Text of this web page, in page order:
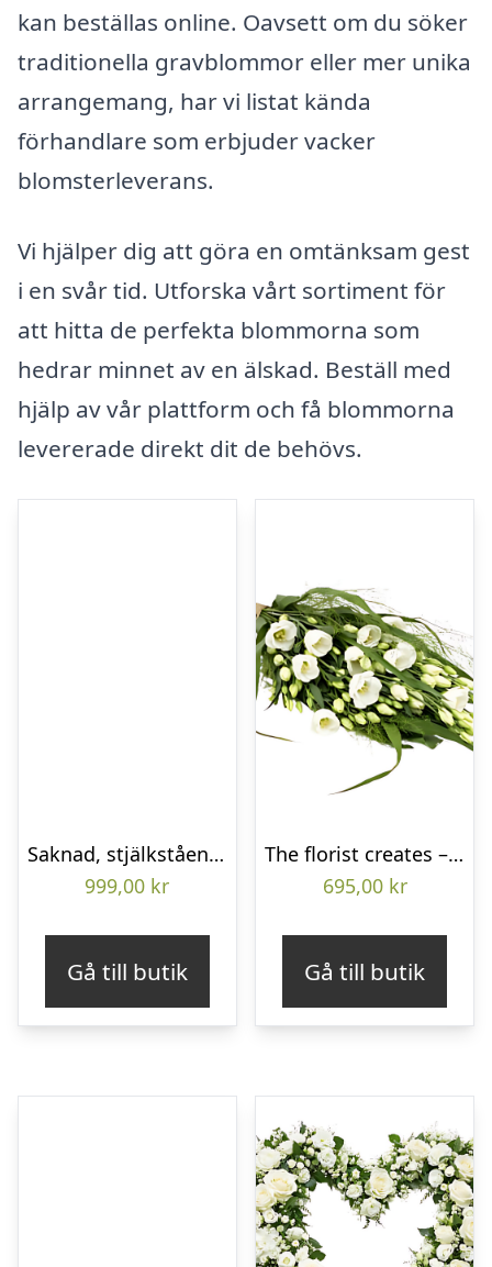
kan beställas online. Oavsett om du söker
traditionella gravblommor eller mer unika
arrangemang, har vi listat kända
förhandlare som erbjuder vacker
blomsterleverans.
Vi hjälper dig att göra en omtänksam gest
i en svår tid. Utforska vårt sortiment för
att hitta de perfekta blommorna som
hedrar minnet av en älskad. Beställ med
hjälp av vår plattform och få blommorna
levererade direkt dit de behövs.
Saknad, stjälkstående bukett
999,00 kr
Gå till butik
The florist creates – Funeral bouquet
695,00 kr
Gå till butik